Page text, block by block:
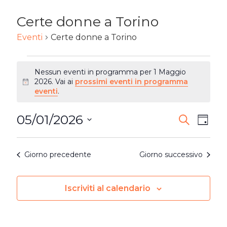
Certe donne a Torino
Eventi Certe donne a Torino
EVENTI
FOR
MAGGIO
2026
Notice
Nessun eventi in programma per 1 Maggio
2026. Vai ai prossimi eventi in programma
eventi.
EVENTI
E
VISTE
Cerca
05/01/2026
Seleziona
la Giorno precedente Giorno successivo
Iscriviti al calendario